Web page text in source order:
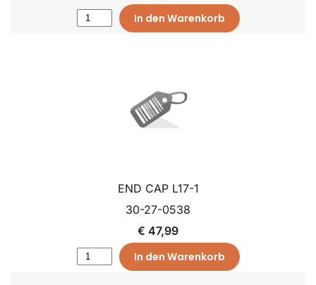
In den Warenkorb
END CAP L17-1
30-27-0538
€ 47,99
In den Warenkorb